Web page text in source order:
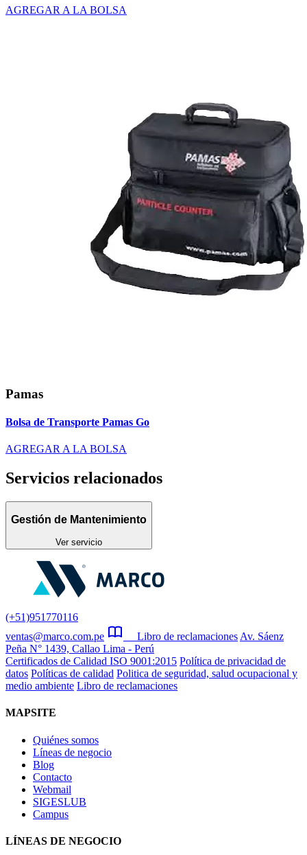
AGREGAR A LA BOLSA
Pamas
Bolsa de Transporte Pamas Go
AGREGAR A LA BOLSA
Servicios relacionados
Gestión de Mantenimiento
Ver servicio
(+51)951770116
ventas@marco.com.pe
Libro de reclamaciones Av. Sáenz
Peña N° 1439, Callao Lima - Perú
Certificados de Calidad ISO 9001:2015 Política de privacidad de
datos Políticas de calidad Politica de seguridad, salud ocupacional y
medio ambiente Libro de reclamaciones
MAPSITE
Quiénes somos
Líneas de negocio
Blog
Contacto
Webmail
SIGESLUB
Campus
LÍNEAS DE NEGOCIO